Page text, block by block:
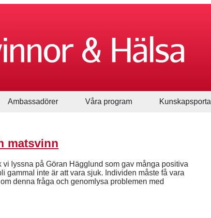
Ambassadörer Våra program Kunskapsportal
matsvinn
lyssna på Göran Hägglund som gav många positiva
gammal inte är att vara sjuk. Individen måste få vara
denna fråga och genomlysa problemen med